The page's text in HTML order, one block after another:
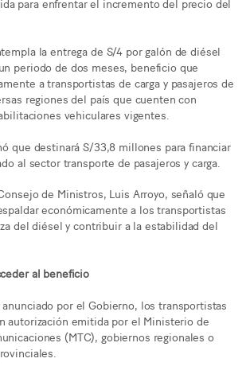
la entrega de S/4 por galón de diésel
periodo de dos meses, beneficio que
a transportistas de carga y pasajeros de
regiones del país que cuenten con
vehiculares vigentes.
que destinará S/33,8 millones para financiar
al sector transporte de pasajeros y carga.
de Ministros, Luis Arroyo, señaló que
económicamente a los transportistas
del diésel y contribuir a la estabilidad del
al beneficio
por el Gobierno, los transportistas
autorización emitida por el Ministerio de
(MTC), gobiernos regionales o